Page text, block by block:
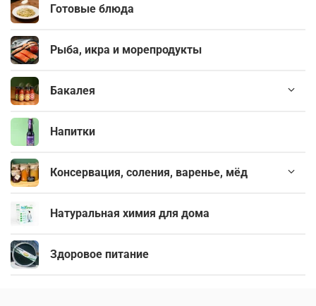
Готовые блюда
Рыба, икра и морепродукты
Бакалея
Напитки
Консервация, соления, варенье, мёд
Натуральная химия для дома
Здоровое питание